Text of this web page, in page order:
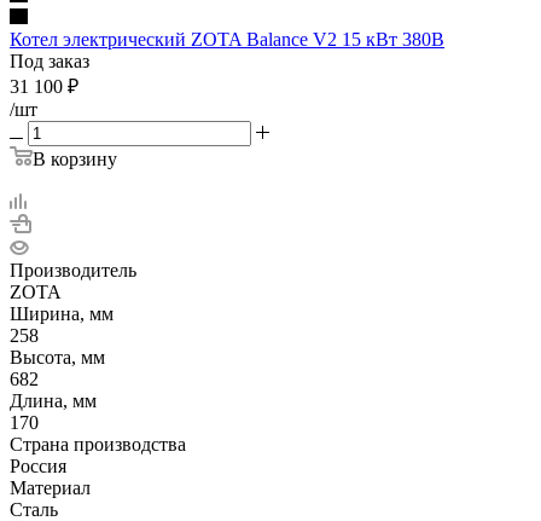
Котел электрический ZOTA Balance V2 15 кВт 380В
Под заказ
31 100 ₽
/шт
В корзину
Производитель
ZOTA
Ширина, мм
258
Высота, мм
682
Длина, мм
170
Страна производства
Россия
Материал
Сталь